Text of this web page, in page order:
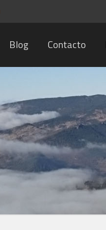
Blog Contacto